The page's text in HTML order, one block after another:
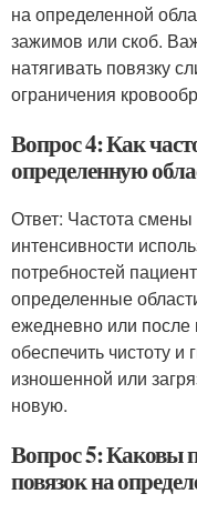
на определенной
зажимов или скоб.
натягивать повязку
ограничения
Вопрос 4: Как
определенную
Ответ: Частота смены
интенсивности
потребностей
определенные
ежедневно или после
обеспечить чистоту и
изношенной или
новую.
Вопрос 5: Каковы
повязок на